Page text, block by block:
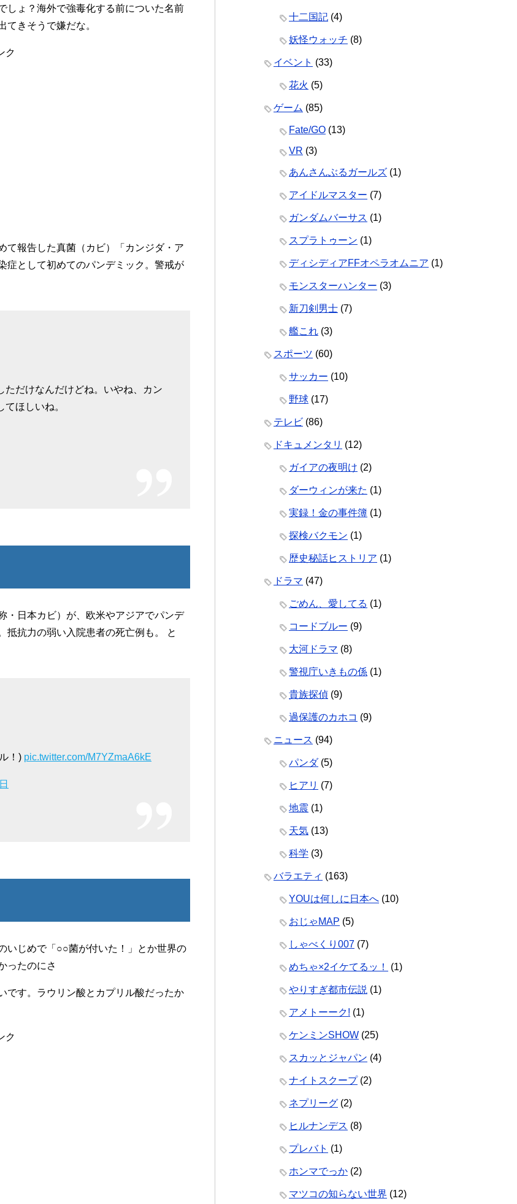
しょ？海外で強毒化する前についた名前
てきそうで嫌だな。
ク
て報告した真菌（カビ）「カンジダ・ア
症として初めてのパンデミック。警戒が
ただけなんだけどね。いやね、カン
ほしいね。
・日本カビ）が、欧米やアジアでパンデ
抵抗力の弱い入院患者の死亡例も。 と
！) pic.twitter.com/M7YZmaA6kE
いじめで「○○菌が付いた！」とか世界の
ったのにさ
です。ラウリン酸とカプリル酸だったか
ク
十二国記 (4)
妖怪ウォッチ (8)
イベント (33)
花火 (5)
ゲーム (85)
Fate/GO (13)
VR (3)
あんさんぶるガールズ (1)
アイドルマスター (7)
ガンダムバーサス (1)
スプラトゥーン (1)
ディシディアFFオペラオムニア (1)
モンスターハンター (3)
新刀剣男士 (7)
艦これ (3)
スポーツ (60)
サッカー (10)
野球 (17)
テレビ (86)
ドキュメンタリ (12)
ガイアの夜明け (2)
ダーウィンが来た (1)
実録！金の事件簿 (1)
探検バクモン (1)
歴史秘話ヒストリア (1)
ドラマ (47)
ごめん、愛してる (1)
コードブルー (9)
大河ドラマ (8)
警視庁いきもの係 (1)
貴族探偵 (9)
過保護のカホコ (9)
ニュース (94)
パンダ(5)
ヒアリ (7)
地震 (1)
天気 (13)
科学 (3)
バラエティ (163)
YOUは何しに日本へ (10)
おじゃMAP (5)
しゃべくり007 (7)
めちゃ×2イケてるッ！ (1)
やりすぎ都市伝説 (1)
アメトーーク! (1)
ケンミンSHOW (25)
スカッとジャパン (4)
ナイトスクープ(2)
ネプリーグ (2)
ヒルナンデス (8)
プレバト (1)
ホンマでっか (2)
マツコの知らない世界 (12)